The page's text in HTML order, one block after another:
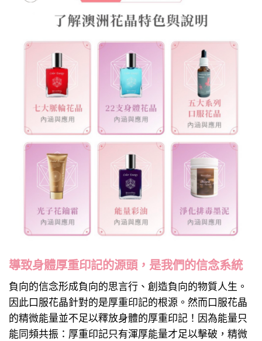
導致身體厚重印記的源頭，是我們的信念系統
負向的信念形成負向的思言行、創造負向的物質人生。
因此口服花晶針對的是厚重印記的根源。然而口服花晶
的精微能量並不足以釋放身體的厚重印記！因為能量只
能同頻共振：厚重印記只有渾厚能量才足以擊破，精微